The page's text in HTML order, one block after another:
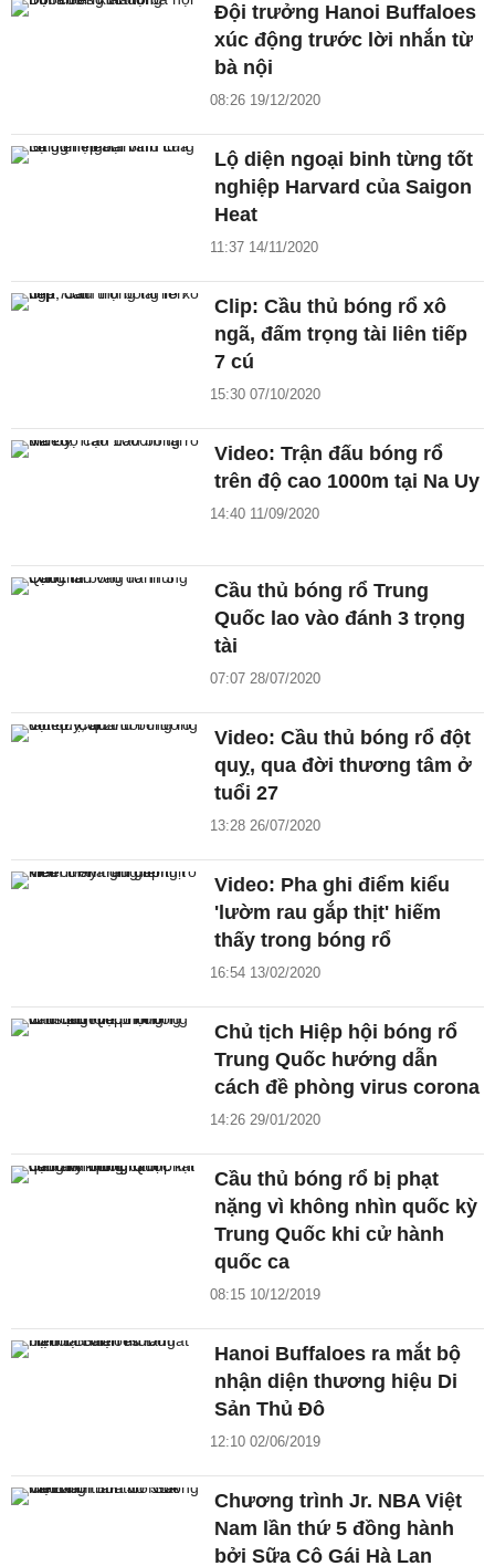
Đội trưởng Hanoi Buffaloes
xúc động trước lời nhắn từ
bà nội
08:26 19/12/2020
Lộ diện ngoại binh từng tốt
nghiệp Harvard của Saigon
Heat
11:37 14/11/2020
Clip: Cầu thủ bóng rổ xô
ngã, đấm trọng tài liên tiếp
7 cú
15:30 07/10/2020
Video: Trận đấu bóng rổ
trên độ cao 1000m tại Na Uy
14:40 11/09/2020
Cầu thủ bóng rổ Trung
Quốc lao vào đánh 3 trọng
tài
07:07 28/07/2020
Video: Cầu thủ bóng rổ đột
quỵ, qua đời thương tâm ở
tuổi 27
13:28 26/07/2020
Video: Pha ghi điểm kiểu
'lườm rau gắp thịt' hiếm
thấy trong bóng rổ
16:54 13/02/2020
Chủ tịch Hiệp hội bóng rổ
Trung Quốc hướng dẫn
cách đề phòng virus corona
14:26 29/01/2020
Cầu thủ bóng rổ bị phạt
nặng vì không nhìn quốc kỳ
Trung Quốc khi cử hành
quốc ca
08:15 10/12/2019
Hanoi Buffaloes ra mắt bộ
nhận diện thương hiệu Di
Sản Thủ Đô
12:10 02/06/2019
Chương trình Jr. NBA Việt
Nam lần thứ 5 đồng hành
bởi Sữa Cô Gái Hà Lan